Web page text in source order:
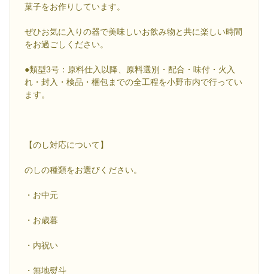
菓子をお作りしています。
ぜひお気に入りの器で美味しいお飲み物と共に楽しい時間
をお過ごしください。
●類型3号：原料仕入以降、原料選別・配合・味付・火入
れ・封入・検品・梱包までの全工程を小野市内で行ってい
ます。
【のし対応について】
のしの種類をお選びください。
・お中元
・お歳暮
・内祝い
・無地熨斗